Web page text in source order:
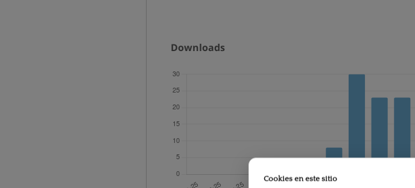
Downloads
Cookies en este sitio